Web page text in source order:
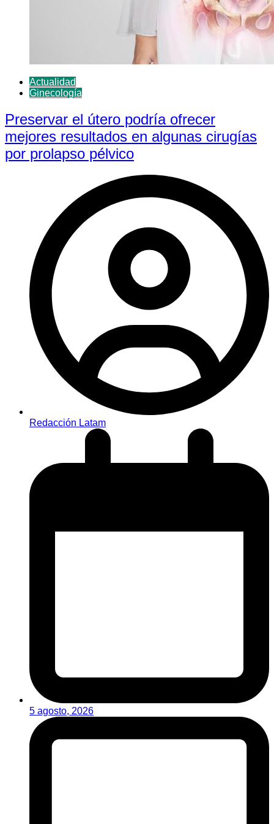
Actualidad
Ginecología
Preservar el útero podría ofrecer
mejores resultados en algunas cirugías
por prolapso pélvico
Redacción Latam
5 agosto, 2026